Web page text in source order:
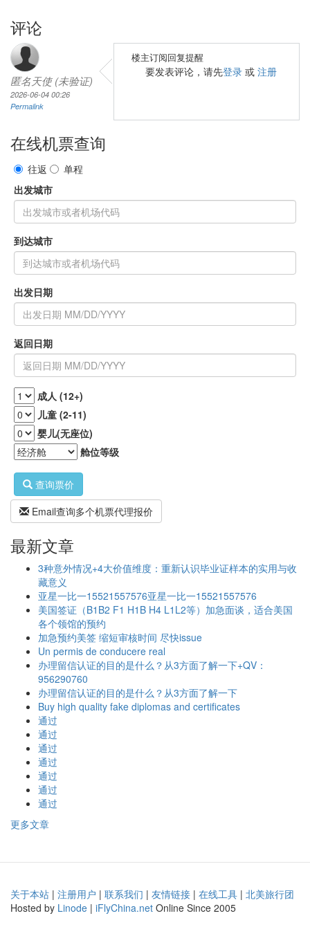
评论
匿名天使 (未验证)
2026-06-04 00:26
Permalink
楼主订阅回复提醒
要发表评论，请先登录 或 注册
在线机票查询
往返
单程
出发城市
到达城市
出发日期
返回日期
成人 (12+)
儿童 (2-11)
婴儿(无座位)
舱位等级
查询票价
Email查询多个机票代理报价
最新文章
3种意外情况+4大价值维度：重新认识毕业证样本的实用与收
藏意义
亚星一比一15521557576亚星一比一15521557576
美国签证（B1B2 F1 H1B H4 L1L2等）加急面谈，适合美国
各个领馆的预约
加急预约美签 缩短审核时间 尽快issue
Un permis de conducere real
办理留信认证的目的是什么？从3方面了解一下+QV：
956290760
办理留信认证的目的是什么？从3方面了解一下
Buy high quality fake diplomas and certificates
通过
通过
通过
通过
通过
通过
通过
更多文章
关于本站 | 注册用户 | 联系我们 | 友情链接 | 在线工具 | 北美旅行团
Hosted by Linode | iFlyChina.net Online Since 2005